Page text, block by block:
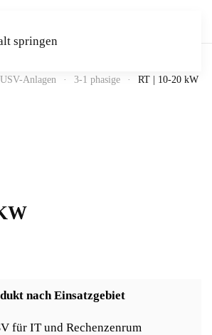
springen
USV-Anlagen 3-1 phasige RT | 10-20 kW
nach Einsatzgebiet
für IT und Rechenzenrum